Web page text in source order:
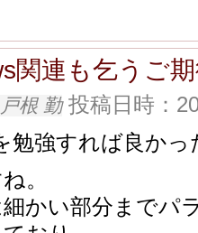
関連も乞うご
戸根 勤投稿日時：
勉強すれば良か
。
細かい部分までパ